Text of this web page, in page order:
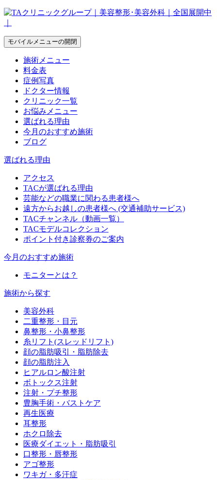
モバイルメニューの開閉
施術メニュー
料金表
症例写真
ドクター情報
クリニック一覧
お悩みメニュー
選ばれる理由
今月のおすすめ施術
ブログ
選ばれる理由
アクセス
TACが選ばれる理由
芸能などの職業に関わる患者様へ
遠方からお越しの患者様へ (交通補助サービス)
TACチャンネル（動画一覧）
TACモデルコレクション
ポイント付き診察券のご案内
今月のおすすめ施術
モニターとは？
施術から探す
美容外科
二重整形・目元
鼻整形・小鼻整形
糸リフト(スレッドリフト)
顔の脂肪吸引・脂肪除去
顔の脂肪注入
ヒアルロン酸注射
ボトックス注射
注射・プチ整形
豊胸手術・バストケア
再生医療
耳整形
ホクロ除去
医療ダイエット・脂肪吸引
口整形・唇整形
アゴ整形
ワキガ・多汗症